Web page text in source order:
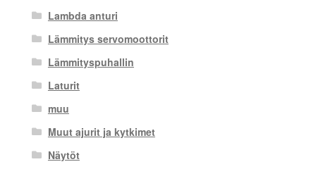
Lambda anturi
Lämmitys servomoottorit
Lämmityspuhallin
Laturit
muu
Muut ajurit ja kytkimet
Näytöt